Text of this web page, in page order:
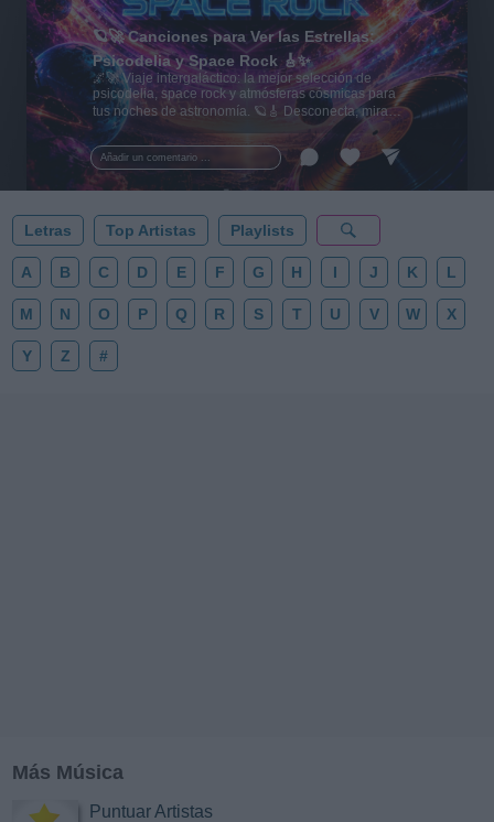
Añadir un comentario ...
🪐🚀 Canciones para Ver las Estrellas:
Psicodelia y Space Rock 🎸✨
🌌🚀 Viaje intergaláctico: la mejor selección de
psicodelia, space rock y atmósferas cósmicas para
tus noches de astronomía. 🪐🎸 Desconecta, mira
al firmamento y siente la gravedad cero. 💾 ¡Guarda
esta colección para tu próxima noche estrellada!
✨⭐
Letras Top Artistas Playlists
A B C D E F G H I J K L
M N O P Q R S T U V W X
Y Z #
Más Música
Puntuar Artistas